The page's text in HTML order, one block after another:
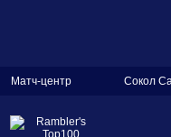
Матч-центр Сокол